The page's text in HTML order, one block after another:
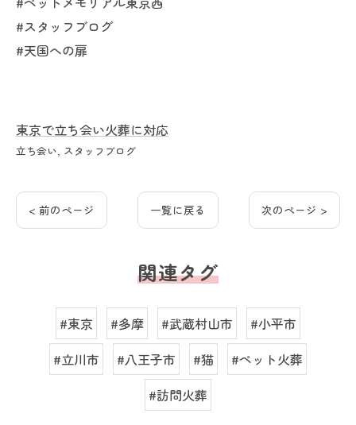
#スタッフブログ
#天国への扉
東京で立ち会い火葬に対応
立ち会い スタッフブログ
< 前のページ 一覧に戻る 次のページ >
関連タグ
#東京 #多摩 #武蔵村山市
#小平市
#立川市
#八王子市 #猫
#ペット火葬
#訪問火葬